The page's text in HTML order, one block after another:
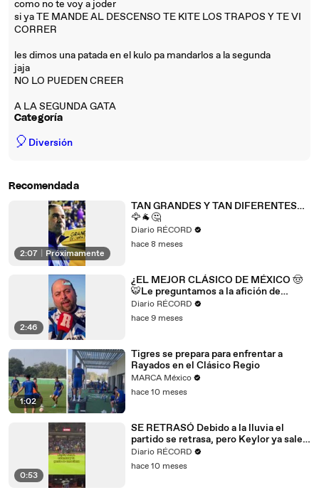
como no te voy a joder
si ya TE MANDE AL DESCENSO TE KITE LOS TRAPOS Y TE VI
CORRER
les dimos una patada en el kulo pa mandarlos a la segunda
jaja
NO LO PUEDEN CREER
A LA SEGUNDA GATA
Categoría
🎈 Diversión
Recomendada
2:07 Próximamente
TAN GRANDES Y TAN DIFERENTES…
🦅🐐🤔
Diario RÉCORD
hace 8 meses
2:46
¿EL MEJOR CLÁSICO DE MÉXICO 🤠
🐯Le preguntamos a la afición de
Rayados y Tigres por qué el Clásico
regio es el más pasional
Diario RÉCORD
hace 9 meses
1:02
Tigres se prepara para enfrentar a
Rayados en el Clásico Regio
MARCA México
hace 10 meses
0:53
SE RETRASÓ Debido a la lluvia el
partido se retrasa, pero Keylor ya sale a
calentar.
Diario RÉCORD
hace 10 meses